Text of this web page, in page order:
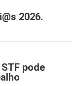
2026.
pode